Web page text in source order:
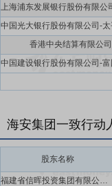
香港中央结算有限公司
海安集团一致行动
股东名称
福建省信晖投资集团有限公司,朱晖